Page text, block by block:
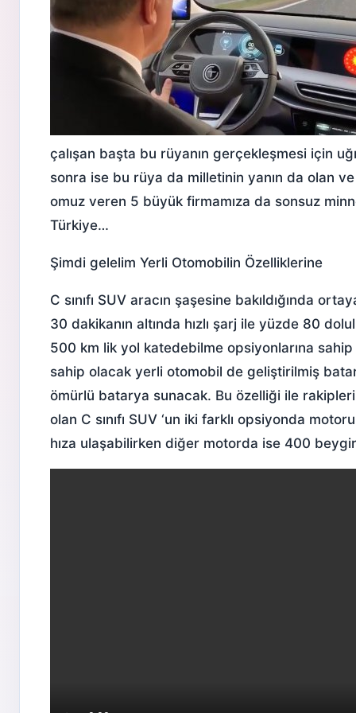
çalışan başta bu rüyanın gerçekleşmesi için
sonra ise bu rüya da milletinin yanın da olan
omuz veren 5 büyük firmamıza da sonsuz
Türkiye…
Şimdi gelelim Yerli Otomobilin Özelliklerine
C sınıfı SUV aracın şaşesine bakıldığında
30 dakikanın altında hızlı şarj ile yüzde 80
500 km lik yol katedebilme opsiyonlarına
sahip olacak yerli otomobil de geliştirilmiş
ömürlü batarya sunacak. Bu özelliği ile
olan C sınıfı SUV ‘un iki farklı opsiyonda
hıza ulaşabilirken diğer motorda ise 400